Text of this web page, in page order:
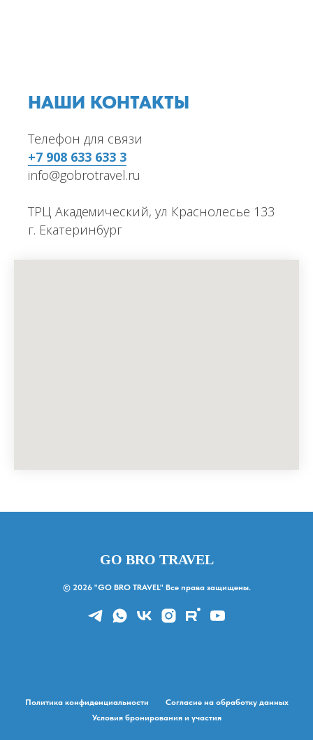
НАШИ КОНТАКТЫ
Телефон для связи
+7 908 633 633 3
info@gobrotravel.ru
ТРЦ Академический, ул Краснолесье 133
г. Екатеринбург
GO BRO TRAVEL
© 2026 "GO BRO TRAVEL" Все права защищены.
Политика конфиденциальности
Согласие на обработку данных
Условия бронирования и участия